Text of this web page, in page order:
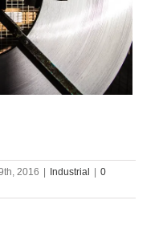
2016 Industrial
0